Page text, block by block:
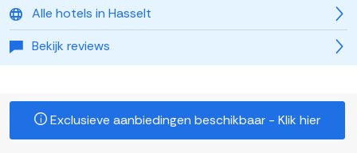
Alle hotels in Hasselt
Bekijk reviews
Exclusieve aanbiedingen beschikbaar - Klik hier